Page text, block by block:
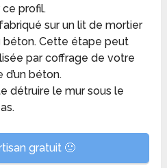
profil.
sur un lit de mortier
béton. Cette étape peut
par coffrage de votre
béton.
détruire le mur sous le
gratuit 🙂